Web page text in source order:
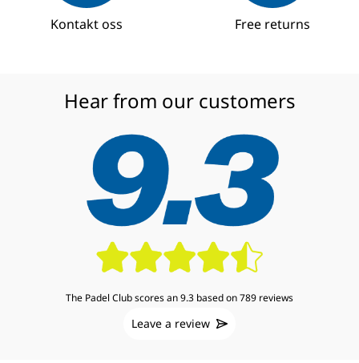
Kontakt oss Free returns
Hear from our customers
The Padel Club scores an 9.3 based on 789 reviews
Leave a review